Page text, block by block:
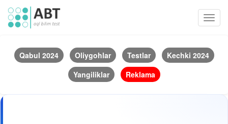
Qabul 2024 Oliygohlar Testlar
Kechki 2024
Yangiliklar
Reklama